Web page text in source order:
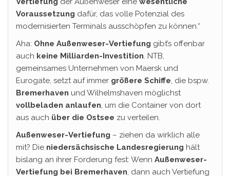
Voraussetzung dafür, das volle Potenzial des
modernisierten Terminals ausschöpfen zu können.“
Aha: Ohne Außenweser-Vertiefung gibt’s offenbar
auch keine Milliarden-Investition. NTB,
gemeinsames Unternehmen von Maersk und
Eurogate, setzt auf immer größere Schiffe, die bspw.
Bremerhaven und Wilhelmshaven möglichst
vollbeladen anlaufen, um die Container von dort
aus auch über die Ostsee zu verteilen.
Außenweser-Vertiefung – ziehen da wirklich alle
mit? Die niedersächsische Landesregierung hält
bislang an ihrer Forderung fest: Wenn Außenweser-
Vertiefung bei Bremerhaven, dann auch Vertiefung